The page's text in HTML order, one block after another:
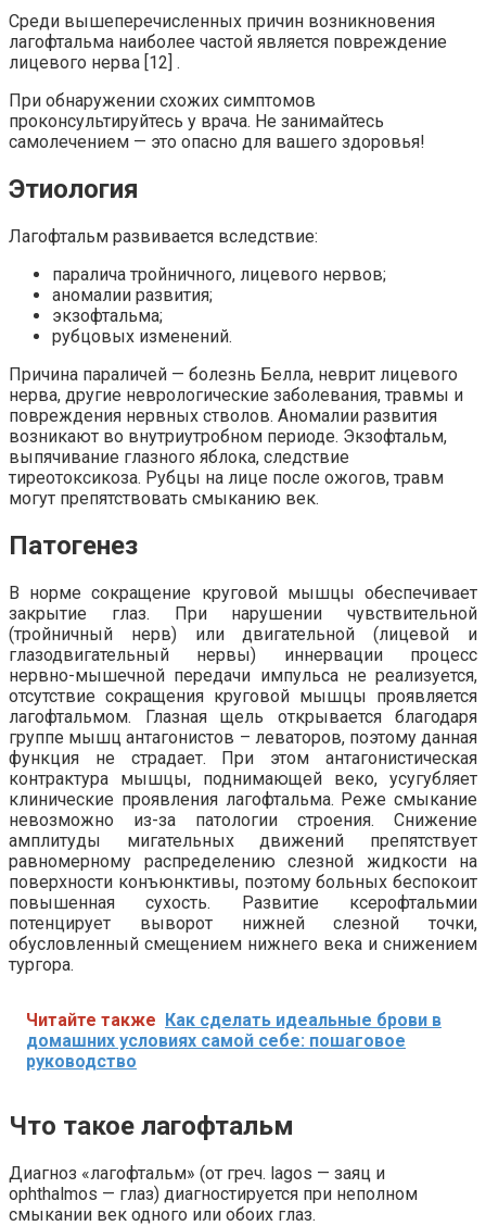
Среди вышеперечисленных причин возникновения
лагофтальма наиболее частой является повреждение
лицевого нерва [12] .
При обнаружении схожих симптомов
проконсультируйтесь у врача. Не занимайтесь
самолечением — это опасно для вашего здоровья!
Этиология
Лагофтальм развивается вследствие:
паралича тройничного, лицевого нервов;
аномалии развития;
экзофтальма;
рубцовых изменений.
Причина параличей — болезнь Белла, неврит лицевого
нерва, другие неврологические заболевания, травмы и
повреждения нервных стволов. Аномалии развития
возникают во внутриутробном периоде. Экзофтальм,
выпячивание глазного яблока, следствие
тиреотоксикоза. Рубцы на лице после ожогов, травм
могут препятствовать смыканию век.
Патогенез
В норме сокращение круговой мышцы обеспечивает
закрытие глаз. При нарушении чувствительной
(тройничный нерв) или двигательной (лицевой и
глазодвигательный нервы) иннервации процесс
нервно-мышечной передачи импульса не реализуется,
отсутствие сокращения круговой мышцы проявляется
лагофтальмом. Глазная щель открывается благодаря
группе мышц антагонистов – леваторов, поэтому данная
функция не страдает. При этом антагонистическая
контрактура мышцы, поднимающей веко, усугубляет
клинические проявления лагофтальма. Реже смыкание
невозможно из-за патологии строения. Снижение
амплитуды мигательных движений препятствует
равномерному распределению слезной жидкости на
поверхности конъюнктивы, поэтому больных беспокоит
повышенная сухость. Развитие ксерофтальмии
потенцирует выворот нижней слезной точки,
обусловленный смещением нижнего века и снижением
тургора.
Читайте также Как сделать идеальные брови в
домашних условиях самой себе: пошаговое
руководство
Что такое лагофтальм
Диагноз «лагофтальм» (от греч. lagos — заяц и
ophthalmos — глаз) диагностируется при неполном
смыкании век одного или обоих глаз.